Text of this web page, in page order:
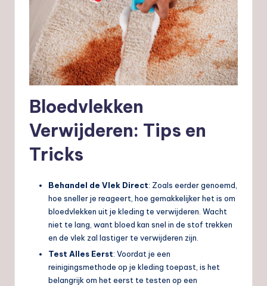
Bloedvlekken
Verwijderen: Tips en
Tricks
Behandel de Vlek Direct: Zoals eerder genoemd,
hoe sneller je reageert, hoe gemakkelijker het is om
bloedvlekken uit je kleding te verwijderen. Wacht
niet te lang, want bloed kan snel in de stof trekken
en de vlek zal lastiger te verwijderen zijn.
Test Alles Eerst: Voordat je een
reinigingsmethode op je kleding toepast, is het
belangrijk om het eerst te testen op een